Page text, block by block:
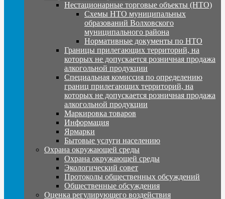
Нестационарные торговые объекты (НТО)
Схемы НТО муниципальных
образований Волховского
муниципального района
Нормативные документы по НТО
Границы прилегающих территорий, на
которых не допускается розничная продажа
алкогольной продукции
Специальная комиссия по определению
границ прилегающих территорий, на
которых не допускается розничная продажа
алкогольной продукции
Маркировка товаров
Информация
Ярмарки
Бытовые услуги населению
Охрана окружающей среды
Охрана окружающей среды
Экологический совет
Протоколы общественных обсуждений
Общественные обсуждения
Оценка регулирующего воздействия